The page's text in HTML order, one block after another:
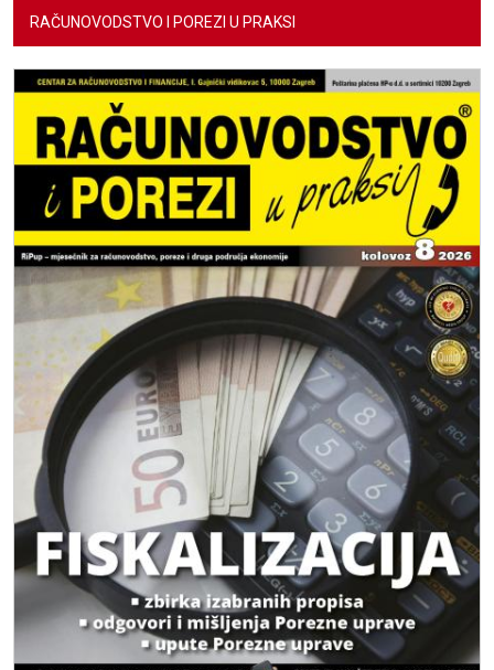
RAČUNOVODSTVO I POREZI U PRAKSI